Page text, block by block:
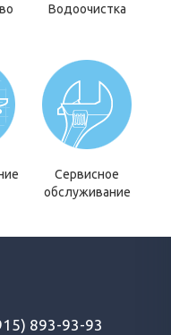
Водоочистка
Сервисное
обслуживание
893-93-93